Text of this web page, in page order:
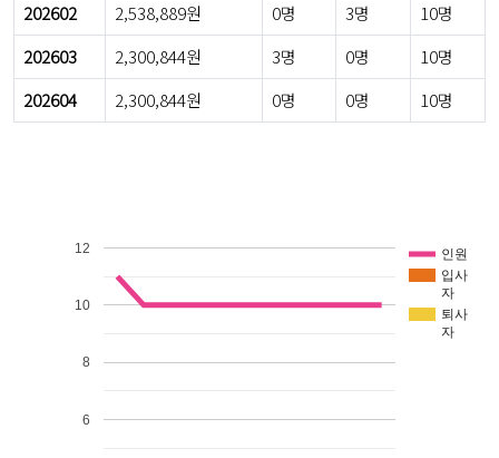
202602
2,538,889원 0명 3명
10명
202603
2,300,844원 3명 0명
10명
202604
2,300,844원 0명 0명 10명
인원
입사
자
퇴사
자
6
8
10
12